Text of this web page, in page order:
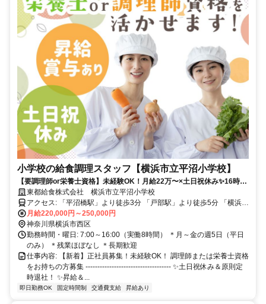
小学校の給食調理スタッフ【横浜市立平沼小学校】
【要調理師or栄養士資格】未経験OK！月給22万〜×土日祝休み✨16時退
社・残業ほぼなしで家事・子育てと両立✨✅昇給あり✅賞与あり
東都給食株式会社 横浜市立平沼小学校
アクセス: 「平沼橋駅」より徒歩3分 「戸部駅」より徒歩5分 「横浜
駅」より徒歩13分
月給220,000円～250,000円
神奈川県横浜市西区
勤務時間・曜日: 7:00～16:00（実働8時間） ＊月～金の週5日（平日
のみ） ＊残業ほぼなし ＊長期歓迎
仕事内容: 【新着】正社員募集！未経験OK！ 調理師または栄養士資格
をお持ちの方募集 ------------------------------------ ✨土日祝休み＆原則定
時退社！ ✨昇給＆...
即日勤務OK 固定時間制 交通費支給 昇給あり